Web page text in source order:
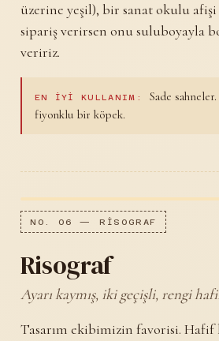
üzerine yeşil), bir sanat okulu
sipariş verirsen onu suluboyayla
veririz.
EN IYI KULLANIM:
Sade
fiyonklu bir köpek.
NO. 06 — RISOGRAF
Risograf
Ayarı kaymış, iki geçişli, rengi
Tasarım ekibimizin favorisi. Hafif